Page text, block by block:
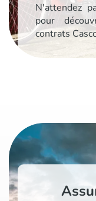
N'attendez
pour
contrats